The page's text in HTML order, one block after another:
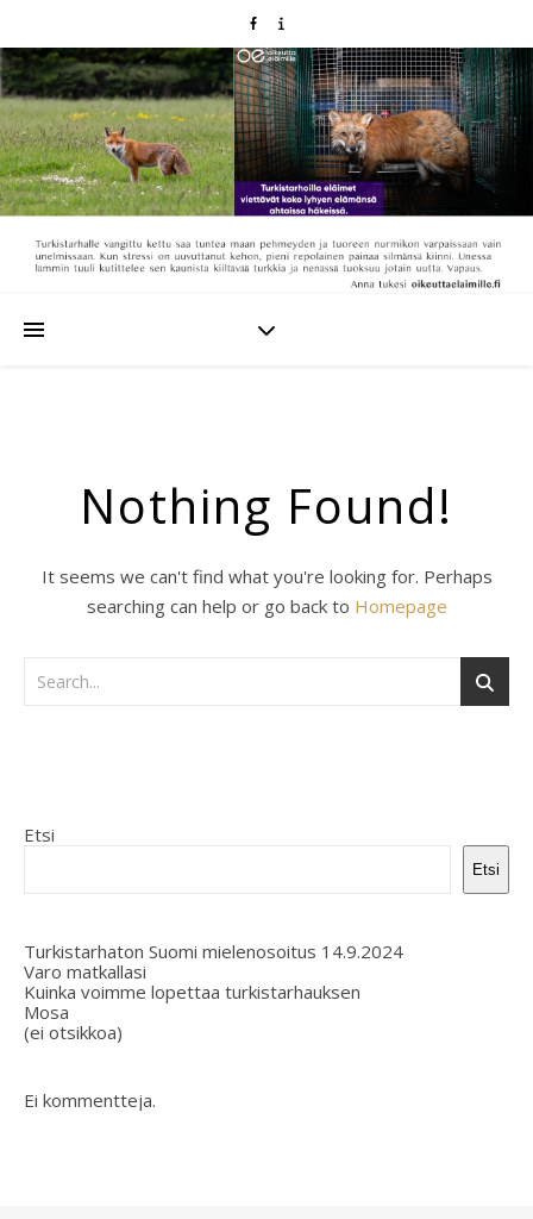
Nothing Found!
It seems we can't find what you're looking for. Perhaps
searching can help or go back to Homepage
Etsi
Etsi
Turkistarhaton Suomi mielenosoitus 14.9.2024
Varo matkallasi
Kuinka voimme lopettaa turkistarhauksen
Mosa
(ei otsikkoa)
Ei kommentteja.